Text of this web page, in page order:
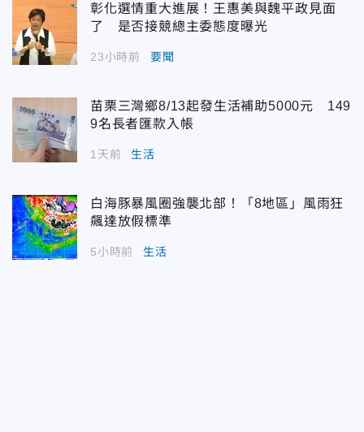
彰化選情重大進展！王惠美與魏平政見面
了 是否接競總主委態度曝光
23小時前 要聞
苗栗三灣鄉8/13起發生活補助5000元 149
9名長者匯款入帳
1天前 生活
白海豚暴風圈強襲北部！「8地區」風雨狂
飆達放假標準
5小時前 生活